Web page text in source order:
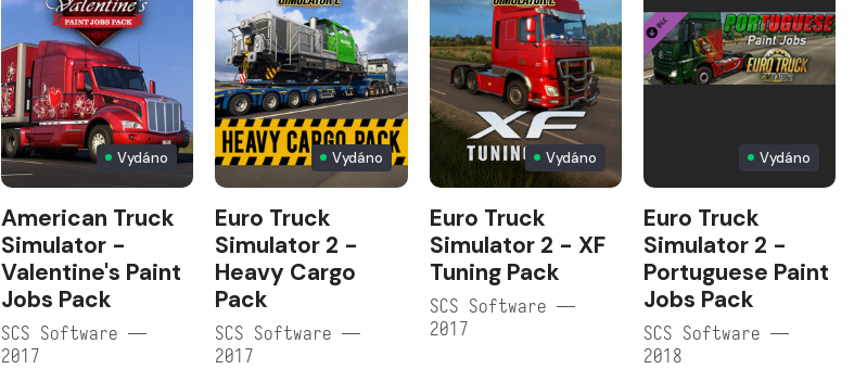
Vydáno
American Truck
Simulator -
Valentine's Paint
Jobs Pack
SCS Software —
2017
Vydáno
Euro Truck
Simulator 2 -
Heavy Cargo
Pack
SCS Software —
2017
Vydáno
Euro Truck
Simulator 2 - XF
Tuning Pack
SCS Software —
2017
Vydáno
Euro Truck
Simulator 2 -
Portuguese Paint
Jobs Pack
SCS Software —
2018